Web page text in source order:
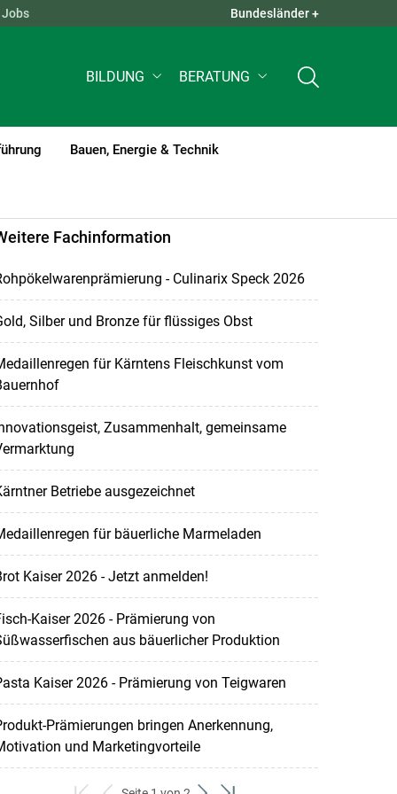
QUICK LINKS +
Jobs Bundesländer +
BILDUNG BERATUNG
Bauen, Energie & Technik
Fachinformation
- Culinarix Speck 2026
Silber und Bronze für flüssiges Obst
für Kärntens Fleischkunst vom
Zusammenhalt, gemeinsame
Betriebe ausgezeichnet
für bäuerliche Marmeladen
Kaiser 2026 - Jetzt anmelden!
Kaiser 2026 - Prämierung von
aus bäuerlicher Produktion
Kaiser 2026 - Prämierung von Teigwaren
Prämierungen bringen Anerkennung,
und Marketingvorteile